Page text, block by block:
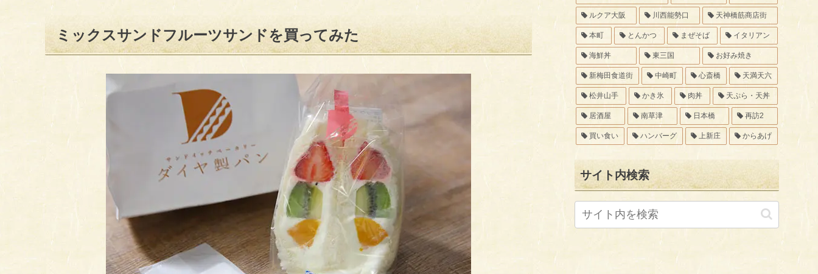
ミックスサンドフルーツサンドを買ってみた
ルクア大阪 川西能勢口 天神橋筋商店街
本町 とんかつ まぜそば イタリアン
海鮮丼 東三国 お好み焼き
新梅田食道街 中崎町 心斎橋 天満天六
松井山手 かき氷 肉丼 天ぷら・天丼
居酒屋 南草津 日本橋 再訪2
買い食い ハンバーグ 上新庄 からあげ
サイト内検索